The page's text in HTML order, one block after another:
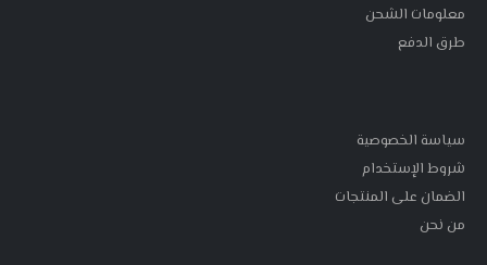
معلومات الشحن
طرق الدفع
سياسة الخصوصية
شروط الإستخدام
الضمان على المنتجات
من نحن